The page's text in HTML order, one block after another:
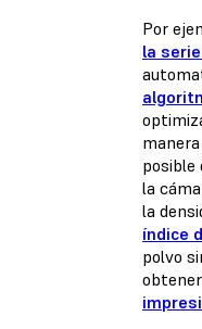
Por
la
posible
la
la
índice
polvo